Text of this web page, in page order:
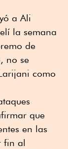
a Ali
la semana
de
no se
como
que
en las
fin al